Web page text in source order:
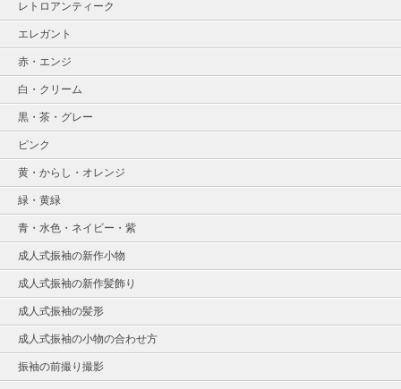
レトロアンティーク
エレガント
赤・エンジ
白・クリーム
黒・茶・グレー
ピンク
黄・からし・オレンジ
緑・黄緑
青・水色・ネイビー・紫
成人式振袖の新作小物
成人式振袖の新作髪飾り
成人式振袖の髪形
成人式振袖の小物の合わせ方
振袖の前撮り撮影